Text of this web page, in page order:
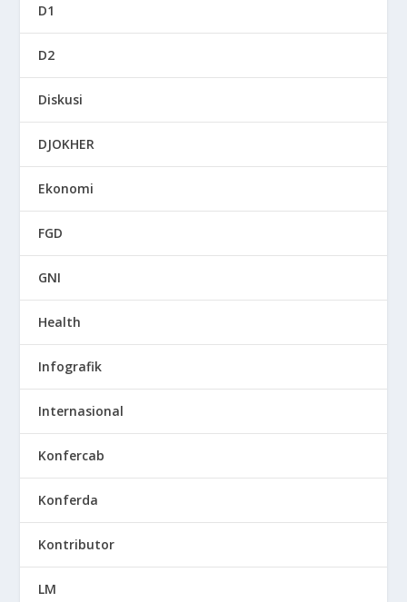
D1
D2
Diskusi
DJOKHER
Ekonomi
FGD
GNI
Health
Infografik
Internasional
Konfercab
Konferda
Kontributor
LM